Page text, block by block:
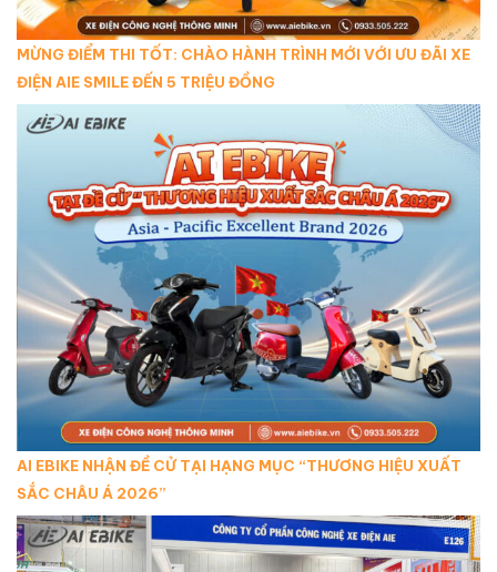
MỪNG ĐIỂM THI TỐT: CHÀO HÀNH TRÌNH MỚI VỚI ƯU ĐÃI XE
ĐIỆN AIE SMILE ĐẾN 5 TRIỆU ĐỒNG
AI EBIKE NHẬN ĐỀ CỬ TẠI HẠNG MỤC “THƯƠNG HIỆU XUẤT
SẮC CHÂU Á 2026”